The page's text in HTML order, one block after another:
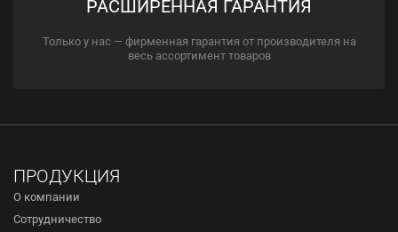
РАСШИРЕННАЯ ГАРАНТИЯ
Только у нас — фирменная гарантия от производителя на
весь ассортимент товаров
ПРОДУКЦИЯ
О компании
Сотрудничество